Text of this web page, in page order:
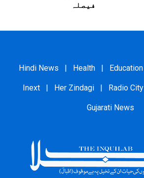
فیصلہ
Hindi News | Health | Education
Inext | Her Zindagi | Radio City
Gujarati News